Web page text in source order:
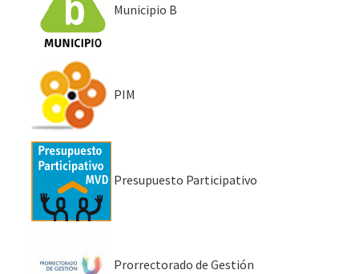
Municipio B
PIM
Presupuesto Participativo
Prorrectorado de Gestión